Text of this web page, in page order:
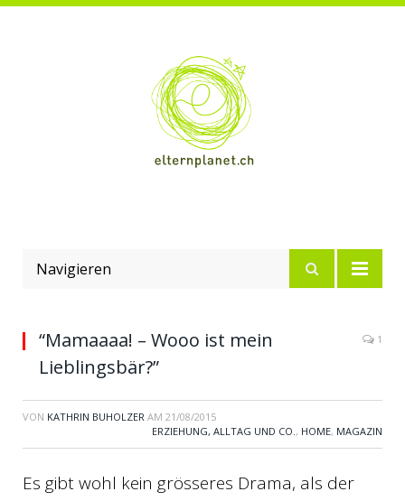
Navigieren
“Mamaaaa! – Wooo ist mein
Lieblingsbär?”
1
VON KATHRIN BUHOLZER AM 21/08/2015
ERZIEHUNG, ALLTAG UND CO., HOME, MAGAZIN
Es gibt wohl kein grösseres Drama, als der